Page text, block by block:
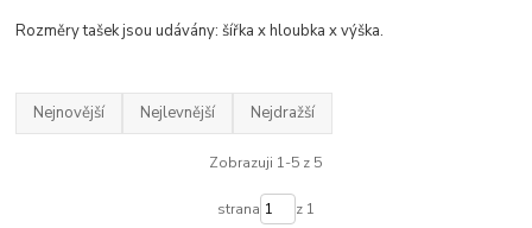
Rozměry tašek jsou udávány: šířka x hloubka x výška.
Nejnovější Nejlevnější Nejdražší
Zobrazuji 1-5 z 5
strana z 1